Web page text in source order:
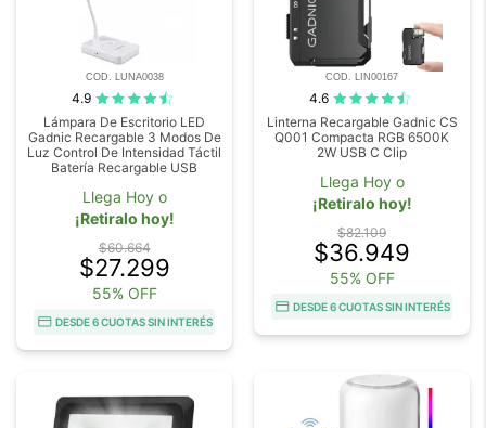
COD. LUNA0038
4.9
Lámpara De Escritorio LED
Gadnic Recargable 3 Modos De
Luz Control De Intensidad Táctil
Batería Recargable USB
Llega Hoy o
¡Retiralo hoy!
$60.664
$27.299
55% OFF
DESDE 6 CUOTAS SIN INTERÉS
COD. LIN00167
4.6
Linterna Recargable Gadnic CS
Q001 Compacta RGB 6500K
2W USB C Clip
Llega Hoy o
¡Retiralo hoy!
$82.109
$36.949
55% OFF
DESDE 6 CUOTAS SIN INTERÉS